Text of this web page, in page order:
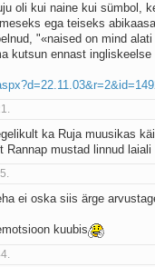
oli kui naine kui sümbol,
ega teiseks
"«naised on mind
kutsun ennast ingliskeelse
ka Ruja muusikas
mustad linnud laiali
ei oska siis ärge
kuubis